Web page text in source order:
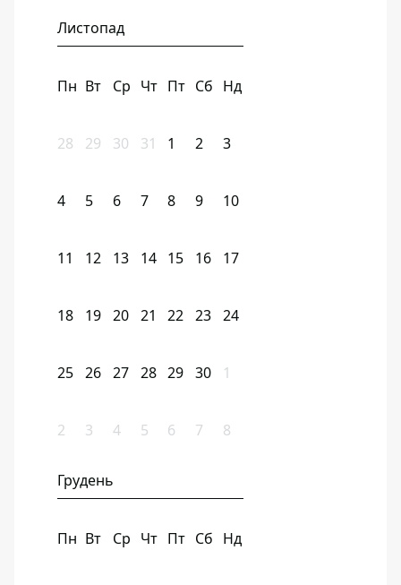
Листопад
Пн Вт Ср Чт Пт Сб Нд
28 29 30 31 1 2 3
4 5 6 7 8 9 10
11 12 13 14 15 16 17
18 19 20 21 22 23 24
25 26 27 28 29 30 1
2 3 4 5 6 7 8
Грудень
Пн Вт Ср Чт Пт Сб Нд